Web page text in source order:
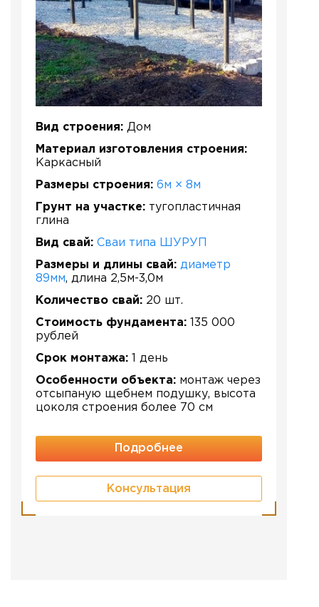
Вид строения: Дом
Материал изготовления строения:
Каркасный
Размеры строения: 6м × 8м
Грунт на участке: тугопластичная
глина
Вид свай: Сваи типа ШУРУП
Размеры и длины свай: диаметр
89мм, длина 2,5м-3,0м
Количество свай: 20 шт.
Стоимость фундамента: 135 000
рублей
Срок монтажа: 1 день
Особенности объекта: монтаж через
отсыпаную щебнем подушку, высота
цоколя строения более 70 см
Подробнее
Консультация